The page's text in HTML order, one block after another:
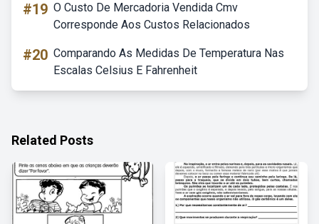
#19 O Custo De Mercadoria Vendida Cmv
Corresponde Aos Custos Relacionados
#20 Comparando As Medidas De Temperatura Nas
Escalas Celsius E Fahrenheit
Related Posts